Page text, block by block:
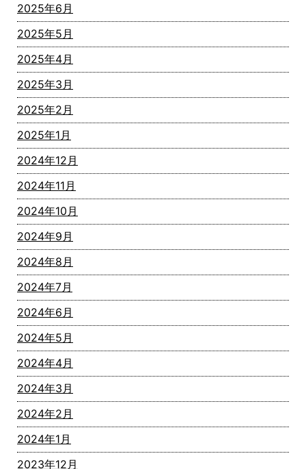
2025年6月
2025年5月
2025年4月
2025年3月
2025年2月
2025年1月
2024年12月
2024年11月
2024年10月
2024年9月
2024年8月
2024年7月
2024年6月
2024年5月
2024年4月
2024年3月
2024年2月
2024年1月
2023年12月